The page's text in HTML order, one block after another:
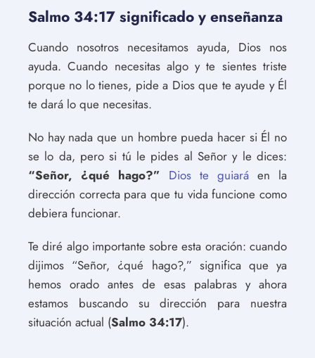
Salmo 34:17 significado y enseñanza
Cuando nosotros necesitamos ayuda, Dios nos
ayuda. Cuando necesitas algo y te sientes triste
porque no lo tienes, pide a Dios que te ayude y Él
te dará lo que necesitas.
No hay nada que un hombre pueda hacer si Él no
se lo da, pero si tú le pides al Señor y le dices:
“Señor, ¿qué hago?” Dios te guiará en la
dirección correcta para que tu vida funcione como
debiera funcionar.
Te diré algo importante sobre esta oración: cuando
dijimos “Señor, ¿qué hago?,” significa que ya
hemos orado antes de esas palabras y ahora
estamos buscando su dirección para nuestra
situación actual (Salmo 34:17).